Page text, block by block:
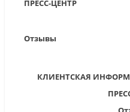
ПРЕСС-ЦЕНТР
Отзывы
КЛИЕНТСКАЯ